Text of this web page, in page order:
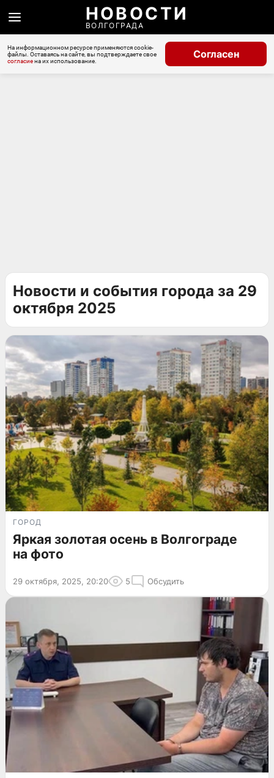
НОВОСТИ
ВОЛГОГРАДА
На информационном ресурсе применяются cookie-
файлы. Оставаясь на сайте, вы подтверждаете свое
согласиена их использование.
Согласен
Новости и события города за 29
октября 2025
ГОРОД
Яркая золотая осень в Волгограде
на фото
29 октября, 2025, 20:20 5 Обсудить